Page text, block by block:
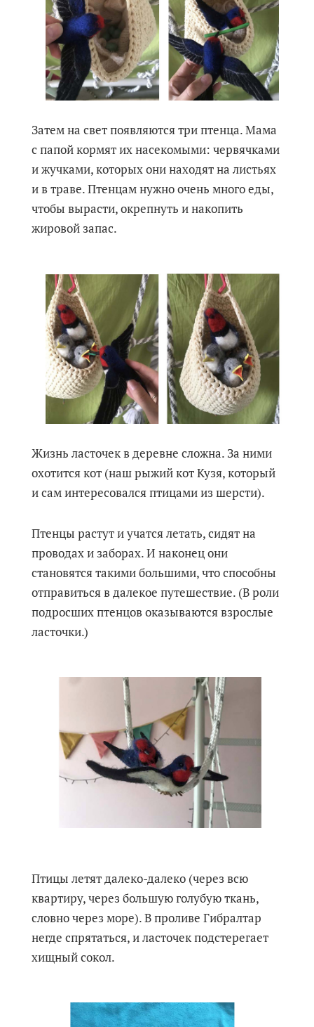
Затем на свет появляются три птенца. Мама
с папой кормят их насекомыми: червячками
и жучками, которых они находят на листьях
и в траве. Птенцам нужно очень много еды,
чтобы вырасти, окрепнуть и накопить
жировой запас.
Жизнь ласточек в деревне сложна. За ними
охотится кот (наш рыжий кот Кузя, который
и сам интересовался птицами из шерсти).
Птенцы растут и учатся летать, сидят на
проводах и заборах. И наконец они
становятся такими большими, что способны
отправиться в далекое путешествие. (В роли
подросших птенцов оказываются взрослые
ласточки.)
Птицы летят далеко-далеко (через всю
квартиру, через большую голубую ткань,
словно через море). В проливе Гибралтар
негде спрятаться, и ласточек подстерегает
хищный сокол.